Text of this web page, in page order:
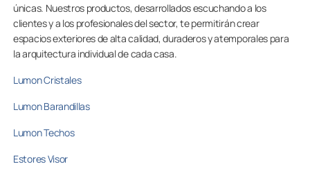
únicas. Nuestros productos, desarrollados escuchando a los
clientes y a los profesionales del sector, te permitirán crear
espacios exteriores de alta calidad, duraderos y atemporales para
la arquitectura individual de cada casa.
Lumon Cristales
Lumon Barandillas
Lumon Techos
Estores Visor